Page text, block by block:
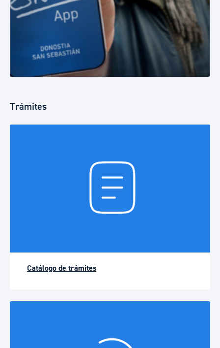
Trámites
Catálogo de trámites